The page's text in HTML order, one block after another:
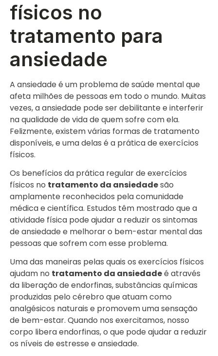
físicos no
tratamento para
ansiedade
A ansiedade é um problema de saúde mental que
afeta milhões de pessoas em todo o mundo. Muitas
vezes, a ansiedade pode ser debilitante e interferir
na qualidade de vida de quem sofre com ela.
Felizmente, existem várias formas de tratamento
disponíveis, e uma delas é a prática de exercícios
físicos.
Os benefícios da prática regular de exercícios
físicos no tratamento da ansiedadesão
amplamente reconhecidos pela comunidade
médica e científica. Estudos têm mostrado que a
atividade física pode ajudar a reduzir os sintomas
de ansiedade e melhorar o bem-estar mental das
pessoas que sofrem com esse problema.
Uma das maneiras pelas quais os exercícios físicos
ajudam no tratamento da ansiedadeé através
da liberação de endorfinas, substâncias químicas
produzidas pelo cérebro que atuam como
analgésicos naturais e promovem uma sensação
de bem-estar. Quando nos exercitamos, nosso
corpo libera endorfinas, o que pode ajudar a reduzir
os níveis de estresse e ansiedade.